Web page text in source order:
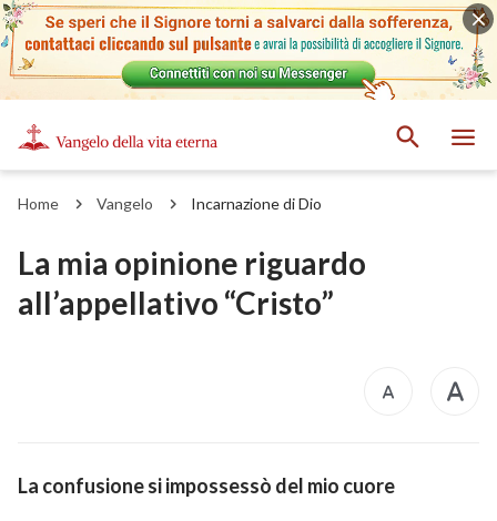
Home Vangelo Incarnazione di Dio
La mia opinione riguardo
all’appellativo “Cristo”
La confusione si impossessò del mio cuore